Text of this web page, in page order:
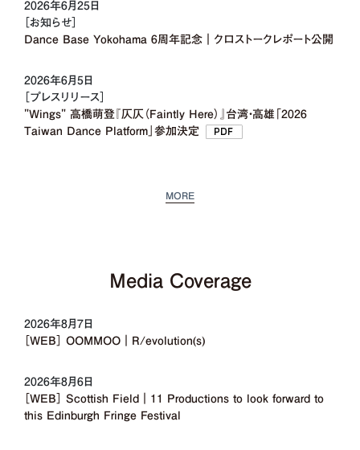
2026年6月25日
［お知らせ］
Dance Base Yokohama 6周年記念｜クロストークレポート公開
2026年6月5日
［プレスリリース］
"Wings" 高橋萌登『仄仄（Faintly Here）』台湾・高雄「2026
Taiwan Dance Platform」参加決定
MORE
Media Coverage
2026年8月7日
［WEB］ OOMMOO｜R/evolution(s)
2026年8月6日
［WEB］ Scottish Field｜11 Productions to look forward to
this Edinburgh Fringe Festival